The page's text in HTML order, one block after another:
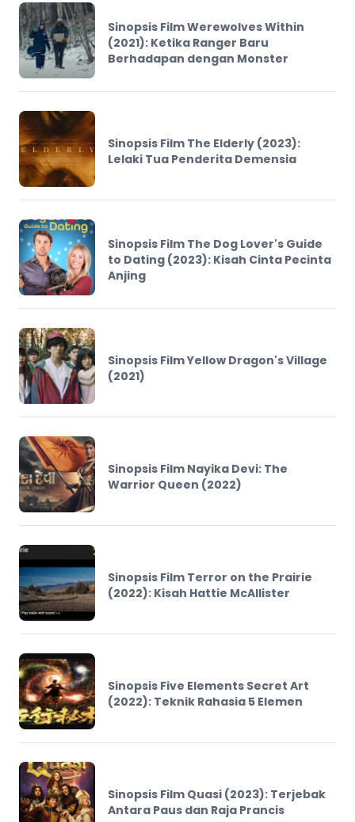
Sinopsis Film Werewolves Within
(2021): Ketika Ranger Baru
Berhadapan dengan Monster
Sinopsis Film The Elderly (2023):
Lelaki Tua Penderita Demensia
Sinopsis Film The Dog Lover's Guide
to Dating (2023): Kisah Cinta Pecinta
Anjing
Sinopsis Film Yellow Dragon's Village
(2021)
Sinopsis Film Nayika Devi: The
Warrior Queen (2022)
Sinopsis Film Terror on the Prairie
(2022): Kisah Hattie McAllister
Sinopsis Five Elements Secret Art
(2022): Teknik Rahasia 5 Elemen
Sinopsis Film Quasi (2023): Terjebak
Antara Paus dan Raja Prancis